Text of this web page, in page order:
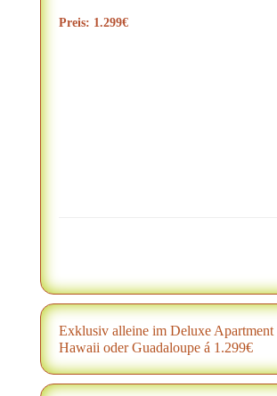
Preis: 1.299€
Exklusiv alleine im Deluxe Apartment
Hawaii oder Guadaloupe á 1.299€